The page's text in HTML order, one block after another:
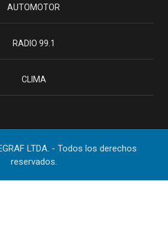
AUTOMOTOR
RADIO 99.1
CLIMA
LTDA. - Todos los derechos
reservados.